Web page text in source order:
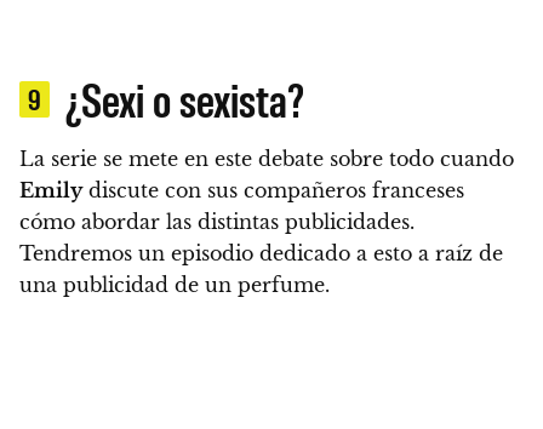
9 ¿Sexi o sexista?
La serie se mete en este debate sobre todo cuando
Emilydiscute con sus compañeros franceses
cómo abordar las distintas publicidades.
Tendremos un episodio dedicado a esto a raíz de
una publicidad de un perfume.